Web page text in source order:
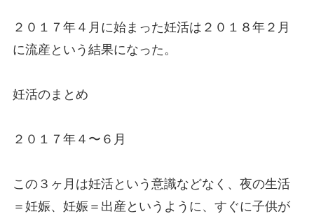
２０１７年４月に始まった妊活は２０１８年２月
に流産という結果になった。
妊活のまとめ
２０１７年４〜６月
この３ヶ月は妊活という意識などなく、夜の生活
＝妊娠、妊娠＝出産というように、すぐに子供が